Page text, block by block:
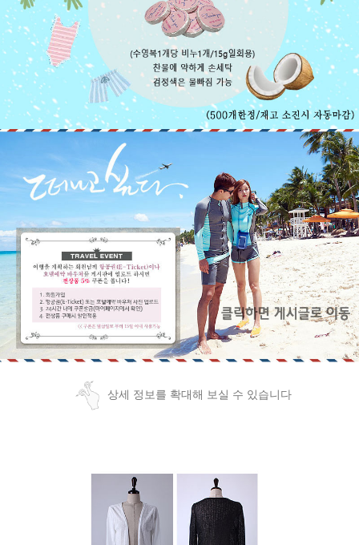
상세 정보를 확대해 보실 수 있습니다